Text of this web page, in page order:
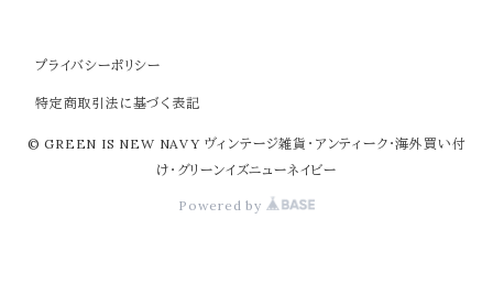
プライバシーポリシー
特定商取引法に基づく表記
© GREEN IS NEW NAVY ヴィンテージ雑貨・アンティーク・海外買い付
け・グリーンイズニューネイビー
Powered by